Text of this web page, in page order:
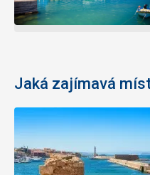
Jaká zajímavá
Maják
v
Pevnost
Fortezza